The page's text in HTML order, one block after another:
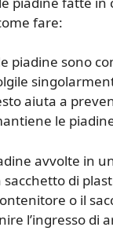
fare:
piadine sono
aiuta a
le
avvolte in
di
o il
l’ingresso di